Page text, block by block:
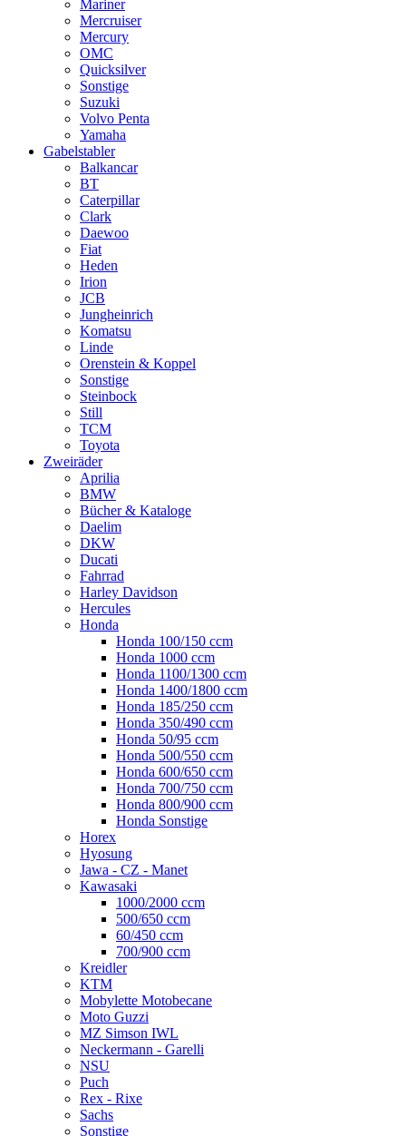
Mariner
Mercruiser
Mercury
OMC
Quicksilver
Sonstige
Suzuki
Volvo Penta
Yamaha
Gabelstabler
Balkancar
BT
Caterpillar
Clark
Daewoo
Fiat
Heden
Irion
JCB
Jungheinrich
Komatsu
Linde
Orenstein & Koppel
Sonstige
Steinbock
Still
TCM
Toyota
Zweiräder
Aprilia
BMW
Bücher & Kataloge
Daelim
DKW
Ducati
Fahrrad
Harley Davidson
Hercules
Honda
Honda 100/150 ccm
Honda 1000 ccm
Honda 1100/1300 ccm
Honda 1400/1800 ccm
Honda 185/250 ccm
Honda 350/490 ccm
Honda 50/95 ccm
Honda 500/550 ccm
Honda 600/650 ccm
Honda 700/750 ccm
Honda 800/900 ccm
Honda Sonstige
Horex
Hyosung
Jawa - CZ - Manet
Kawasaki
1000/2000 ccm
500/650 ccm
60/450 ccm
700/900 ccm
Kreidler
KTM
Mobylette Motobecane
Moto Guzzi
MZ Simson IWL
Neckermann - Garelli
NSU
Puch
Rex - Rixe
Sachs
Sonstige